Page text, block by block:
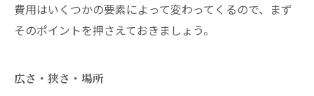
費用はいくつかの要素によって変わってくるので、まず
そのポイントを押さえておきましょう。
広さ・狭さ・場所